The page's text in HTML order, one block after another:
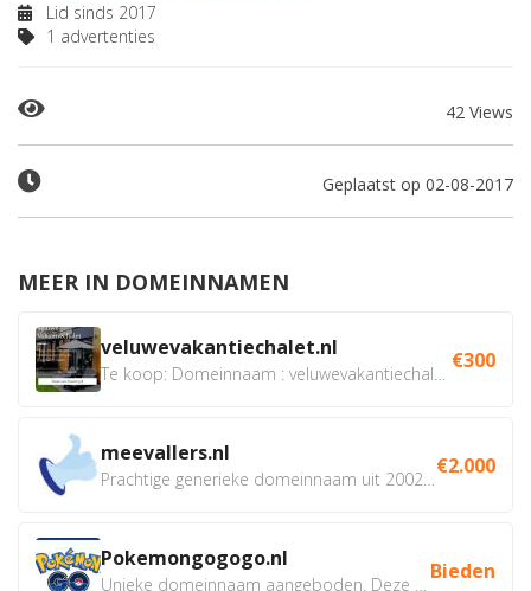
Lid sinds 2017
1 advertenties
42 Views
Geplaatst op 02-08-2017
MEER IN DOMEINNAMEN
veluwevakantiechalet.nl €300
meevallers.nl €2.000
Pokemongogogo.nl Bieden